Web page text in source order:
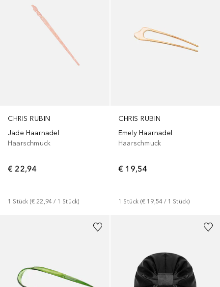
CHRIS RUBIN
Jade Haarnadel
Haarschmuck
€ 22,94
1 Stück (€ 22,94 / 1 Stück)
CHRIS RUBIN
Emely Haarnadel
Haarschmuck
€ 19,54
1 Stück (€ 19,54 / 1 Stück)